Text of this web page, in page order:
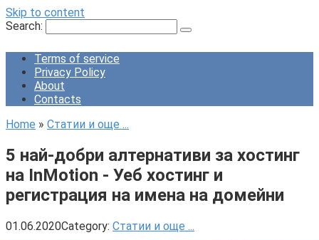
Skip to content
Search:
Terms of service
Privacy Policy
About
Contacts
Home » Статии и още ...
5 най-добри алтернативи за хостинг
на InMotion - Уеб хостинг и
регистрация на имена на домейни
01.06.2020Category: Статии и още ...